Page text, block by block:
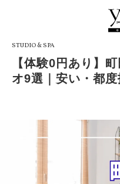
STUDIO & SPA
【体験0円あり】
オ9選｜安い・都